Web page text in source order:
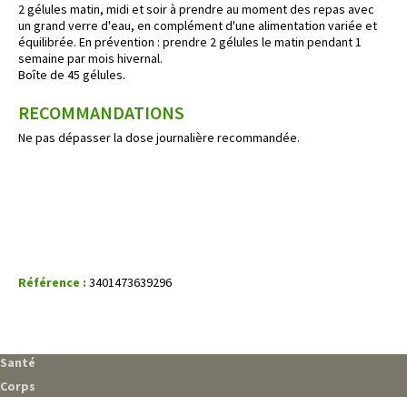
2 gélules matin, midi et soir à prendre au moment des repas avec
un grand verre d'eau, en complément d'une alimentation variée et
équilibrée. En prévention : prendre 2 gélules le matin pendant 1
semaine par mois hivernal.
Boîte de 45 gélules.
RECOMMANDATIONS
Ne pas dépasser la dose journalière recommandée.
Référence : 3401473639296
Santé
Corps